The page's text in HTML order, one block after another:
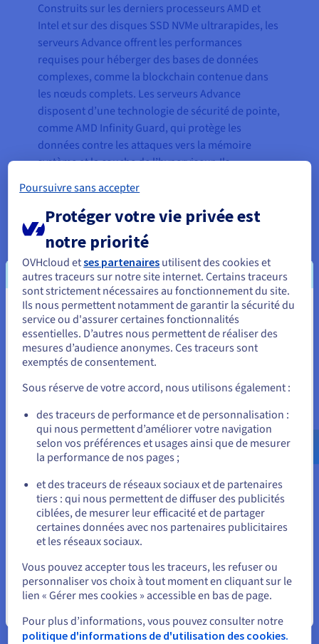
Construits sur les derniers processeurs AMD et
Intel et sur des disques SSD NVMe ultrarapides, les
serveurs Advance offrent les performances
requises pour héberger des bases de données
complexes, comme la blockchain contenue dans
les nœuds complets. Les serveurs Advance
disposent d’une technologie de sécurité de pointe,
comme AMD Infinity Guard, qui protège les
données contre les attaques vers la mémoire
système et la couche de l’hyperviseur. Ils
contiennent également la protection Anti-DDoS
d’OVHcloud, qui limite les attaques par déni de
service distribuées jusqu'à 1,3 Tbit/s. Cela est
particulièrement utile pour les réseaux de
blockchain, car ils peuvent être sujets à des
attaques par « inondation de transactions ». Les
serveurs Advance incluent également la
technologie OVHcloud Link Aggregation pour une
meilleure disponibilité et disposent d’une option
permettant d’augmenter la bande passante et
d’assurer les performances pendant les pics de
trafic. Pour faciliter la décentralisation et la
distribution des nœuds, Stakely a hébergé ses
France, en Allemagne, en Pologne et au Canada.
En utilisant des instances Public Cloud, les nœuds
de signature étaient hébergés sur plusieurs
machines virtuelles. Les instances Public Cloud
conservent les mêmes fonctionnalités de
disponibilité et d’anti-DDoS que les serveurs
dédiés, mais offrent une évolutivité et une
simplicité accrues, car les ressources peuvent être
personnalisées et augmentées d’un simple clic. Il
s’agissait donc de la solution idéale pour héberger
les nœuds de signature, ces derniers contenant les
clés privées des validateurs et effectuant les
signatures, qui sont ensuite diffusées sur le réseau
Vous semblez être localisé en États-
Unis.
Pour commander, rendez-vous sur le site de votre pays (États-
Allez sur le site États-Unis
us.ovhcloud.com/
Anglais USD - $
ou
Rester sur le site actuel
Sélectionner un autre site web
Poursuivre sans accepter
Protéger votre vie privée est
notre priorité
OVHcloud etses partenaires utilisent des cookies et
autres traceurs sur notre site internet. Certains traceurs
sont strictement nécessaires au fonctionnement du site.
Ils nous permettent notamment de garantir la sécurité du
service ou d'assurer certaines fonctionnalités
essentielles. D’autres nous permettent de réaliser des
mesures d’audience anonymes. Ces traceurs sont
exemptés de consentement.
Sous réserve de votre accord, nous utilisons également :
des traceurs de performance et de personnalisation :
qui nous permettent d’améliorer votre navigation
selon vos préférences et usages ainsi que de mesurer
la performance de nos pages ;
et des traceurs de réseaux sociaux et de partenaires
tiers : qui nous permettent de diffuser des publicités
ciblées, de mesurer leur efficacité et de partager
certaines données avec nos partenaires publicitaires
et les réseaux sociaux.
Vous pouvez accepter tous les traceurs, les refuser ou
personnaliser vos choix à tout moment en cliquant sur le
lien « Gérer mes cookies » accessible en bas de page.
Pour plus d’informations, vous pouvez consulter notre
politique d'informations de d'utilisation des cookies.